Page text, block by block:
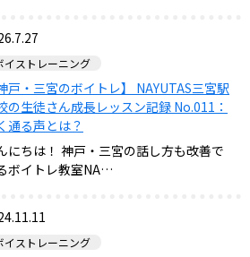
イストレーニング
戸・三宮のボイトレ】 NAYUTAS三宮駅
の生徒さん成長レッスン記録 No.011：
通る声とは？
にちは！ 神戸・三宮の話し方も改善で
ボイトレ教室NA…
イストレーニング